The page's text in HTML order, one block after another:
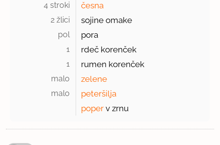
4 stroki česna
2 žlici sojine omake
pol pora
1 rdeč korenček
1 rumen korenček
malo zelene
malo
peteršilja
poper v zrnu